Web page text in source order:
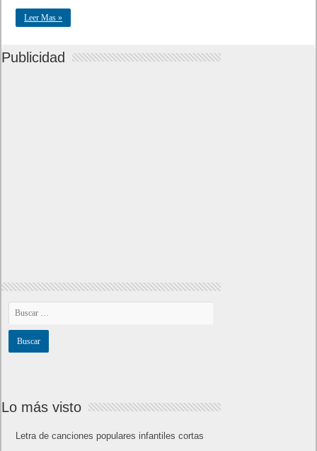
Leer Mas »
Publicidad
Lo más visto
Letra de canciones populares infantiles cortas